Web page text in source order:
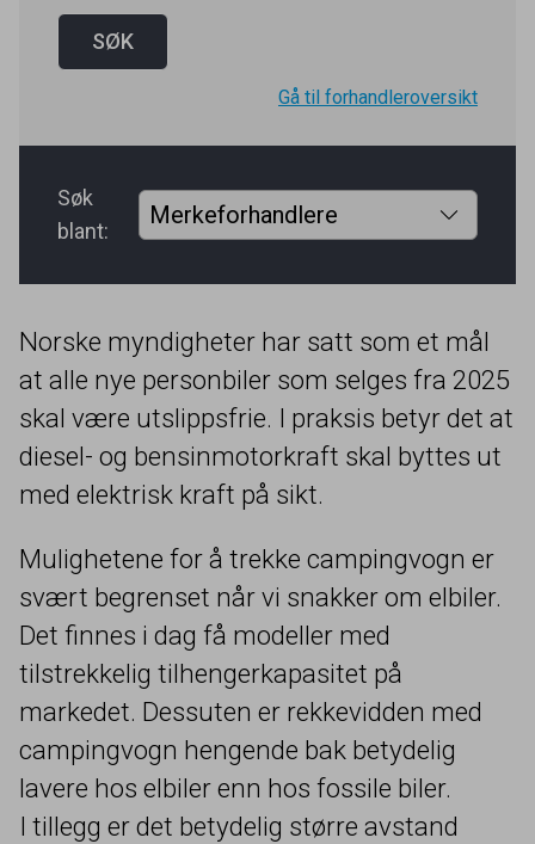
Gå til forhandleroversikt
Søk
blant:
Norske myndigheter har satt som et mål
at alle nye personbiler som selges fra 2025
skal være utslippsfrie. I praksis betyr det at
diesel- og bensinmotorkraft skal byttes ut
med elektrisk kraft på sikt.
Mulighetene for å trekke campingvogn er
svært begrenset når vi snakker om elbiler.
Det finnes i dag få modeller med
tilstrekkelig tilhengerkapasitet på
markedet. Dessuten er rekkevidden med
campingvogn hengende bak betydelig
lavere hos elbiler enn hos fossile biler.
I tillegg er det betydelig større avstand